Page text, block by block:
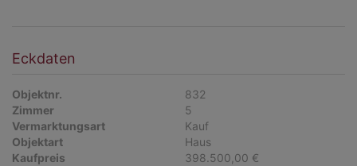
Eckdaten
Objektnr.
832
Zimmer
5
Vermarktungsart
Kauf
Objektart
Haus
Kaufpreis
398.500,00 €